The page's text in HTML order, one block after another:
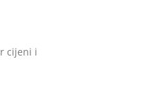
cijeni i